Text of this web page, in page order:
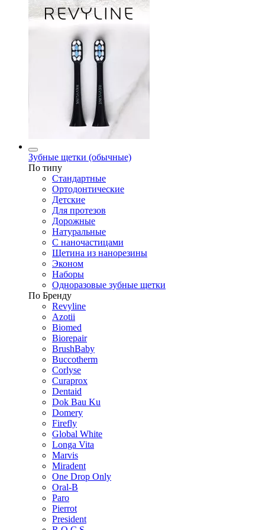
Зубные щетки (обычные)
По типу
Стандартные
Ортодонтические
Детские
Для протезов
Дорожные
Натуральные
С наночастицами
Щетина из нанорезины
Эконом
Наборы
Одноразовые зубные щетки
По Бренду
Revyline
Azotii
Biomed
Biorepair
BrushBaby
Buccotherm
Corlyse
Curaprox
Dentaid
Dok Bau Ku
Domery
Firefly
Global White
Longa Vita
Marvis
Miradent
One Drop Only
Oral-B
Paro
Pierrot
President